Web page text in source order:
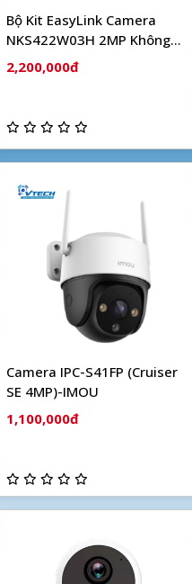
Bộ Kit EasyLink Camera
NKS422W03H 2MP Không
Dây HIKVISION
2,200,000đ
Camera IPC-S41FP (Cruiser
SE 4MP)-IMOU
1,100,000đ